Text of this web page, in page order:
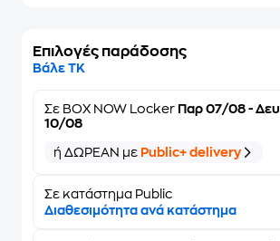
Επιλογές παράδοσης
Βάλε ΤΚ
Σε BOX NOW Locker Παρ 07/08 - Δευ
10/08
ή ΔΩΡΕΑΝ με Public+ delivery
Σε κατάστημα Public
Διαθεσιμότητα ανά κατάστημα